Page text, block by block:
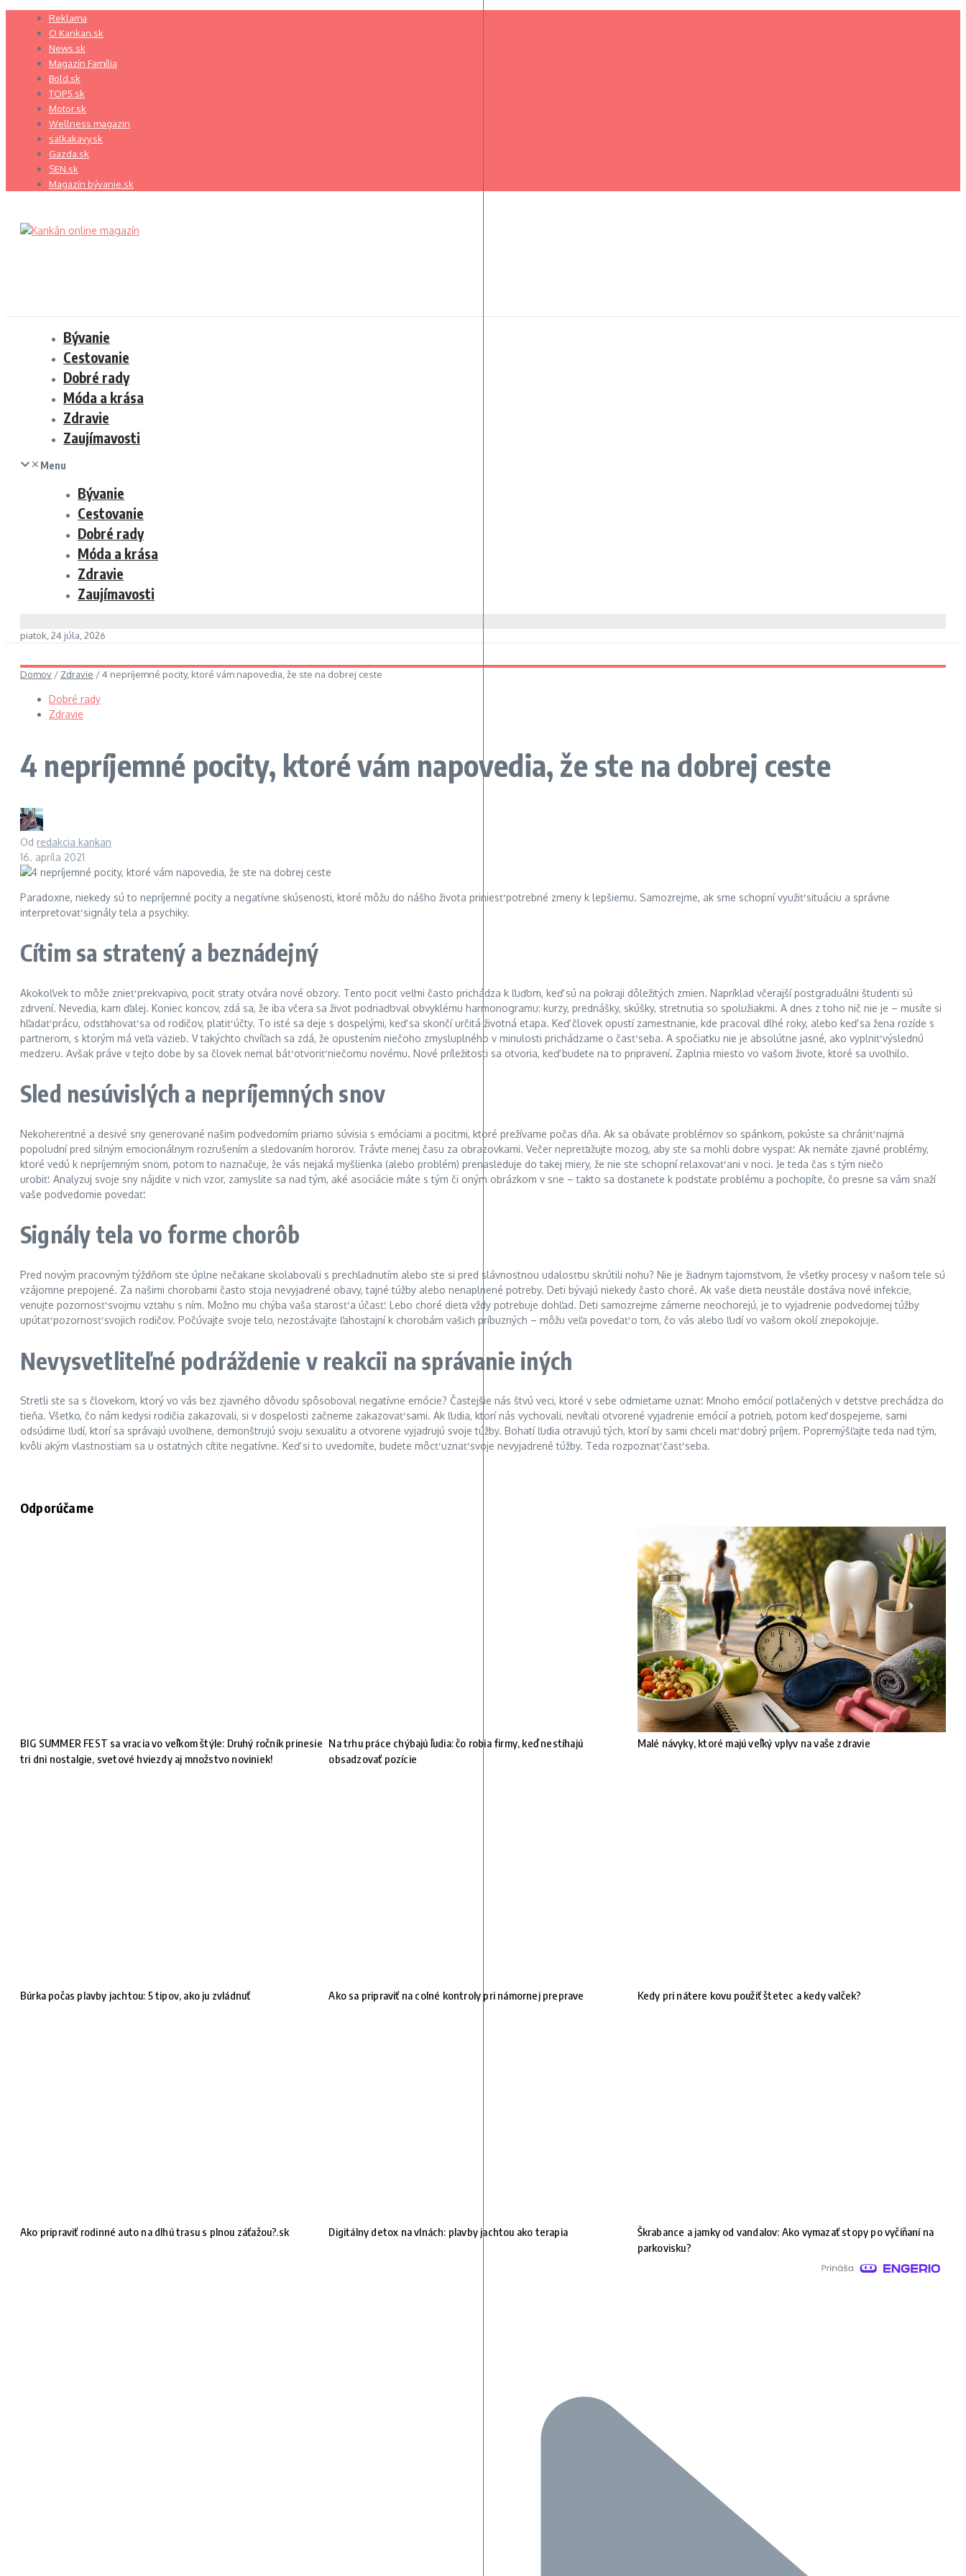
Preskočiť
Reklama
O Kankan.sk
News.sk
Magazín Família
Bold.sk
TOP5.sk
Motor.sk
Wellness magazin
salkakavy.sk
Gazda.sk
SEN.sk
Magazín bývanie.sk
Bývanie
Cestovanie
Dobré rady
Móda a krása
Zdravie
Zaujímavosti
Menu
Bývanie
Cestovanie
Dobré rady
Móda a krása
Zdravie
Zaujímavosti
piatok, 24 júla, 2026
Domov / Zdravie /4 nepríjemné pocity, ktoré vám napovedia, že ste na dobrej ceste
Dobré rady
Zdravie
4 nepríjemné pocity, ktoré vám napovedia, že ste na dobrej ceste
Od redakcia kankan
16. apríla 2021
Paradoxne, niekedy sú to nepríjemné pocity a negatívne skúsenosti, ktoré môžu do nášho života priniesť potrebné zmeny k lepšiemu. Samozrejme, ak sme schopní využiť situáciu a správne
interpretovať signály tela a psychiky.
Cítim sa stratený a beznádejný
Akokoľvek to môže znieť prekvapivo, pocit straty otvára nové obzory. Tento pocit veľmi často prichádza k ľuďom, keď sú na pokraji dôležitých zmien. Napríklad včerajší postgraduálni študenti sú
zdrvení. Nevedia, kam ďalej. Koniec koncov, zdá sa, že iba včera sa život podriaďoval obvyklému harmonogramu: kurzy, prednášky, skúšky, stretnutia so spolužiakmi. A dnes z toho nič nie je – musíte si
hľadať prácu, odsťahovať sa od rodičov, platiť účty. To isté sa deje s dospelými, keď sa skončí určitá životná etapa. Keď človek opustí zamestnanie, kde pracoval dlhé roky, alebo keď sa žena rozíde s
partnerom, s ktorým má veľa väzieb. V takýchto chvíľach sa zdá, že opustením niečoho zmysluplného v minulosti prichádzame o časť seba. A spočiatku nie je absolútne jasné, ako vyplniť výslednú
medzeru. Avšak práve v tejto dobe by sa človek nemal báť otvoriť niečomu novému. Nové príležitosti sa otvoria, keď budete na to pripravení. Zaplnia miesto vo vašom živote, ktoré sa uvoľnilo.
Sled nesúvislých a nepríjemných snov
Nekoherentné a desivé sny generované našim podvedomím priamo súvisia s emóciami a pocitmi, ktoré prežívame počas dňa. Ak sa obávate problémov so spánkom, pokúste sa chrániť najmä
popoludní pred silným emocionálnym rozrušením a sledovaním hororov. Trávte menej času za obrazovkami. Večer nepreťažujte mozog, aby ste sa mohli dobre vyspať. Ak nemáte zjavné problémy,
ktoré vedú k nepríjemným snom, potom to naznačuje, že vás nejaká myšlienka (alebo problém) prenasleduje do takej miery, že nie ste schopní relaxovať ani v noci. Je teda čas s tým niečo
urobiť. Analyzuj svoje sny nájdite v nich vzor, ​​zamyslite sa nad tým, aké asociácie máte s tým či oným obrázkom v sne – takto sa dostanete k podstate problému a pochopíte, čo presne sa vám snaží
vaše podvedomie povedať.
Signály tela vo forme chorôb
Pred novým pracovným týždňom ste úplne nečakane skolabovali s prechladnutím alebo ste si pred slávnostnou udalosťou skrútili nohu? Nie je žiadnym tajomstvom, že všetky procesy v našom tele sú
vzájomne prepojené. Za našimi chorobami často stoja nevyjadrené obavy, tajné túžby alebo nenaplnené potreby. Deti bývajú niekedy často choré. Ak vaše dieťa neustále dostáva nové infekcie,
venujte pozornosť svojmu vzťahu s ním. Možno mu chýba vaša starosť a účasť. Lebo choré dieťa vždy potrebuje dohľad. Deti samozrejme zámerne neochorejú, je to vyjadrenie podvedomej túžby
upútať pozornosť svojich rodičov. Počúvajte svoje telo, nezostávajte ľahostajní k chorobám vašich príbuzných – môžu veľa povedať o tom, čo vás alebo ľudí vo vašom okolí znepokojuje.
Nevysvetliteľné podráždenie v reakcii na správanie iných
Stretli ste sa s človekom, ktorý vo vás bez zjavného dôvodu spôsoboval negatívne emócie? Častejšie nás štvú veci, ktoré v sebe odmietame uznať. Mnoho emócií potlačených v detstve prechádza do
tieňa. Všetko, čo nám kedysi rodičia zakazovali, si v dospelosti začneme zakazovať sami. Ak ľudia, ktorí nás vychovali, nevítali otvorené vyjadrenie emócií a potrieb, potom keď dospejeme, sami
odsúdime ľudí, ktorí sa správajú uvoľnene, demonštrujú svoju sexualitu a otvorene vyjadrujú svoje túžby. Bohatí ľudia otravujú tých, ktorí by sami chceli mať dobrý príjem. Popremýšľajte teda nad tým,
kvôli akým vlastnostiam sa u ostatných cítite negatívne. Keď si to uvedomíte, budete môcť uznať svoje nevyjadrené túžby. Teda rozpoznať časť seba.
Odporúčame
BIG SUMMER FEST sa vracia vo veľkom štýle: Druhý ročník prinesie
tri dni nostalgie, svetové hviezdy aj množstvo noviniek!
Na trhu práce chýbajú ľudia: čo robia firmy, keď nestíhajú
obsadzovať pozície
Malé návyky, ktoré majú veľký vplyv na vaše zdravie
Búrka počas plavby jachtou: 5 tipov, ako ju zvládnuť Ako sa pripraviť na colné kontroly pri námornej preprave Kedy pri nátere kovu použiť štetec a kedy valček?
Ako pripraviť rodinné auto na dlhú trasu s plnou záťažou?.sk Digitálny detox na vlnách: plavby jachtou ako terapia
Škrabance a jamky od vandalov: Ako vymazať stopy po vyčíňaní na
parkovisku?